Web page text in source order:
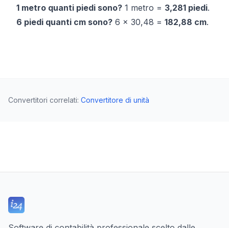
1 metro quanti piedi sono? 1 metro = 3,281 piedi.
6 piedi quanti cm sono? 6 × 30,48 = 182,88 cm.
Convertitori correlati: Convertitore di unità